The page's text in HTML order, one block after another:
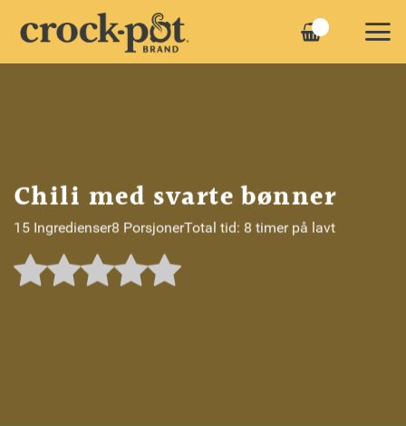
Chili med svarte bønner
15 Ingredienser8 PorsjonerTotal tid: 8 timer på lavt